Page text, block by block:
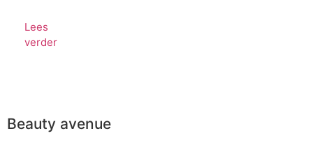
Lees
verder
Beauty avenue